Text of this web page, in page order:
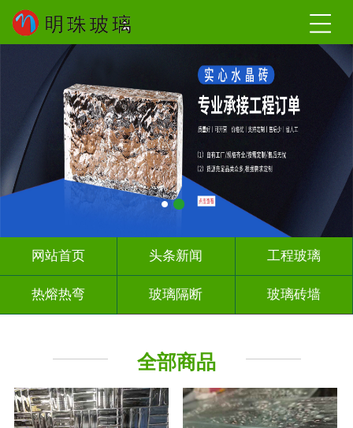
网站首页 头条新闻 工程玻璃
热熔热弯 玻璃隔断 玻璃砖墙
全部商品